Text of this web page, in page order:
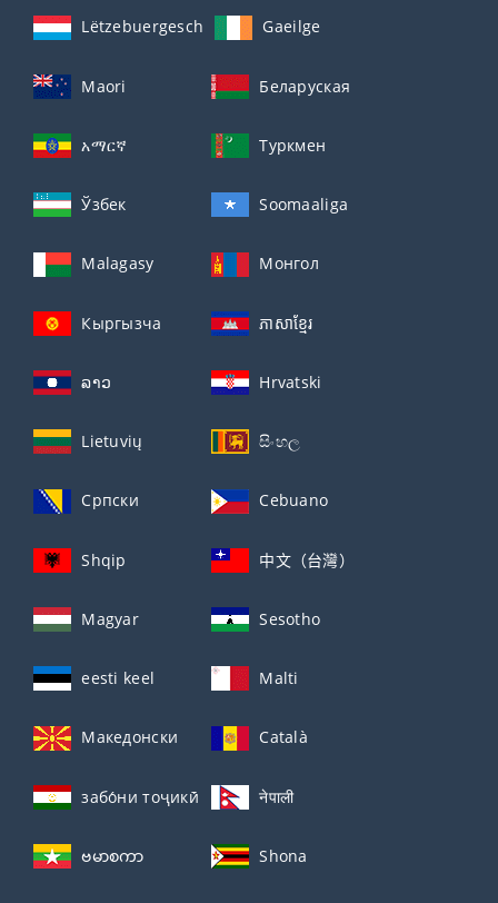
Lëtzebuergesch Gaeilge
Maori Беларуская
አማርኛ Туркмен
Ўзбек Soomaaliga
Malagasy Монгол
Кыргызча ភាសាខ្មែរ
ລາວ Hrvatski
Lietuvių සිංහල
Српски Cebuano
Shqip 中文（台灣）
Magyar Sesotho
eesti keel Malti
Македонски Català
забо́ни тоҷикӣ́ नेपाली
ဗမာစကာ Shona